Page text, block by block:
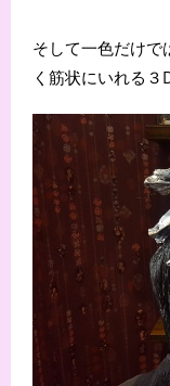
そして一色だけで
く筋状にいれる３